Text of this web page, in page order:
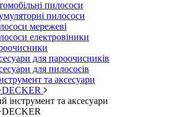
пилососи
пилососи
мережеві
електровіники
для пароочисників
для пилососів
та аксесуари
інструмент та аксесуари